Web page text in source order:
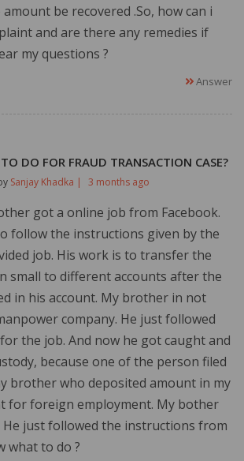
be recovered .So, how can i
and are there any remedies if
my questions ?
Answer
DO FOR FRAUD TRANSACTION CASE?
Sanjay Khadka | 3 months ago
got a online job from Facebook.
follow the instructions given by the
job. His work is to transfer the
small to different accounts after the
in his account. My brother in not
company. He just followed
the job. And now he got caught and
because one of the person filed
brother who deposited amount in my
for foreign employment. My bother
just followed the instructions from
what to do ?